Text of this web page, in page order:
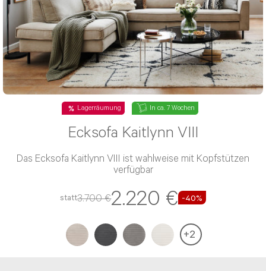
Lagerräumung In ca. 7 Wochen
Ecksofa Kaitlynn VIII
Das Ecksofa Kaitlynn VIII ist wahlweise mit Kopfstützen
verfügbar
statt3.700 €2.220 € -40%
+2